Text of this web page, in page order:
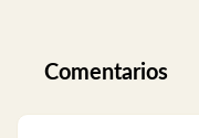
Comentarios